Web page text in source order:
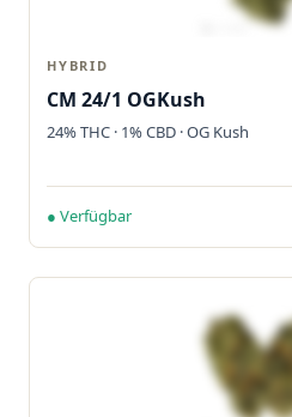
HYBRID
CM 24/1 OGKush
24% THC · 1% CBD · OG Kush
● Verfügbar